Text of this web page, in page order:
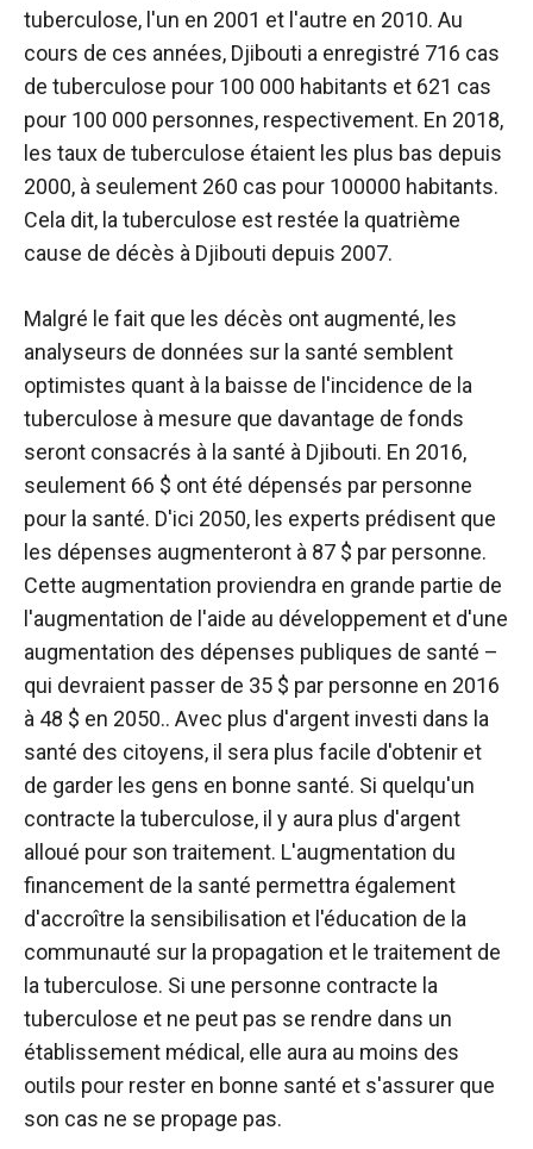
tuberculose, l'un en 2001 et l'autre en 2010. Au
cours de ces années, Djibouti a enregistré 716 cas
de tuberculose pour 100 000 habitants et 621 cas
pour 100 000 personnes, respectivement. En 2018,
les taux de tuberculose étaient les plus bas depuis
2000, à seulement 260 cas pour 100000 habitants.
Cela dit, la tuberculose est restée la quatrième
cause de décès à Djibouti depuis 2007.
Malgré le fait que les décès ont augmenté, les
analyseurs de données sur la santé semblent
optimistes quant à la baisse de l'incidence de la
tuberculose à mesure que davantage de fonds
seront consacrés à la santé à Djibouti. En 2016,
seulement 66 $ ont été dépensés par personne
pour la santé. D'ici 2050, les experts prédisent que
les dépenses augmenteront à 87 $ par personne.
Cette augmentation proviendra en grande partie de
l'augmentation de l'aide au développement et d'une
augmentation des dépenses publiques de santé –
qui devraient passer de 35 $ par personne en 2016
à 48 $ en 2050.. Avec plus d'argent investi dans la
santé des citoyens, il sera plus facile d'obtenir et
de garder les gens en bonne santé. Si quelqu'un
contracte la tuberculose, il y aura plus d'argent
alloué pour son traitement. L'augmentation du
financement de la santé permettra également
d'accroître la sensibilisation et l'éducation de la
communauté sur la propagation et le traitement de
la tuberculose. Si une personne contracte la
tuberculose et ne peut pas se rendre dans un
établissement médical, elle aura au moins des
outils pour rester en bonne santé et s'assurer que
son cas ne se propage pas.